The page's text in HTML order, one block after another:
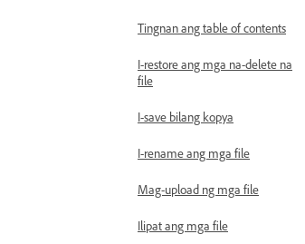
Tingnan ang table of contents
I-restore ang mga na-delete na
file
I-save bilang kopya
I-rename ang mga file
Mag-upload ng mga file
Ilipat ang mga file